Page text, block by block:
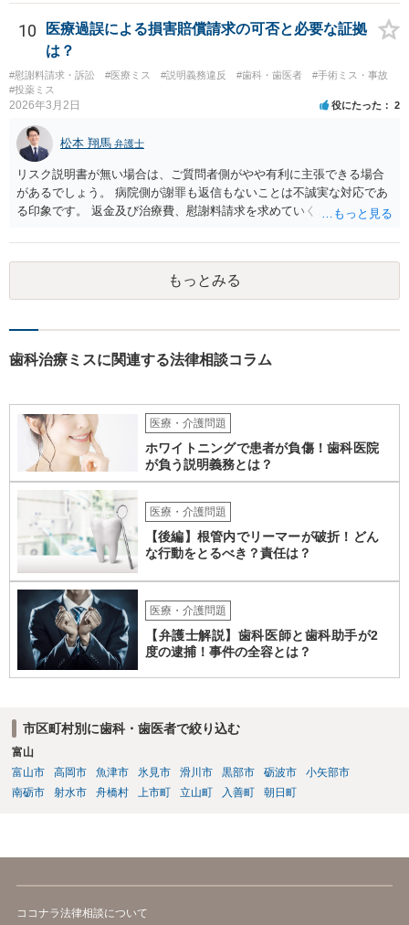
前医師の診断の誤りに起因するものかどうか、 大学病院の医師は、ど
う見ているんでしょうかね。 歯科医の資格を持ってる弁護士もいます
ね。 そのような弁護士を探すのもいいと思いますね。
10
医療過誤による損害賠償請求の可否と必要な証拠
は？
#慰謝料請求・訴訟 #医療ミス #説明義務違反 #歯科・歯医者
#手術ミス・事故
#投薬ミス
2026年3月2日 役にたった 2
松本 翔馬 弁護士
リスク説明書が無い場合は、ご質問者側がやや有利に主張できる場合
があるでしょう。 病院側が謝罪も返信もないことは不誠実な対応であ
る印象です。 返金及び治療費、慰謝料請求を求めていくことになるか
代理人として病院側との交渉窓口となることも方法の一つです。 ご自
身で内容証明を出される場合、書面にご質問者の不利になる事情を記
載した場合はそれ以降の交渉ハードルが上がってしまうため慎重に検
討されるとよいでしょう。
もっとみる
歯科治療ミスに関連する法律相談コラム
医療・介護問題
ホワイトニングで患者が負傷！歯科医院
が負う説明義務とは？
医療・介護問題
【後編】根管内でリーマーが破折！どん
な行動をとるべき？責任は？
医療・介護問題
【弁護士解説】歯科医師と歯科助手が2
度の逮捕！事件の全容とは？
市区町村別に歯科・歯医者で絞り込む
富山
富山市
高岡市 魚津市 氷見市 滑川市 黒部市 砺波市
小矢部市
南砺市
射水市 舟橋村 上市町 立山町 入善町 朝日町
ココナラ法律相談について